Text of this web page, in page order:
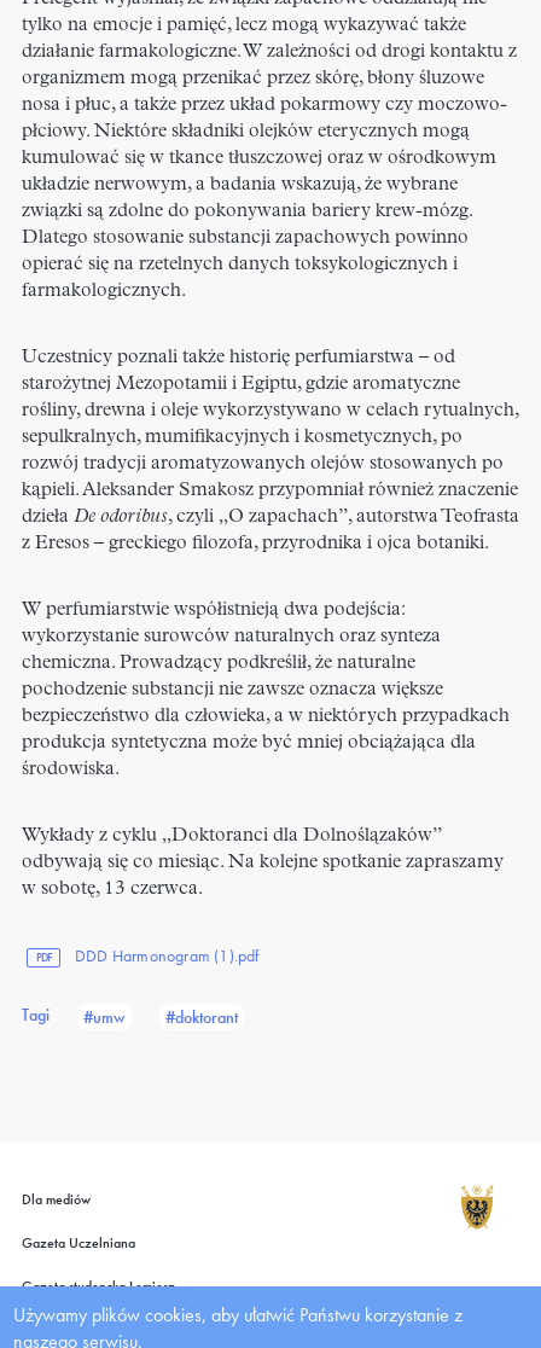
tylko na emocje i pamięć, lecz mogą wykazywać także
działanie farmakologiczne. W zależności od drogi kontaktu z
organizmem mogą przenikać przez skórę, błony śluzowe
nosa i płuc, a także przez układ pokarmowy czy moczowo-
płciowy. Niektóre składniki olejków eterycznych mogą
kumulować się w tkance tłuszczowej oraz w ośrodkowym
układzie nerwowym, a badania wskazują, że wybrane
związki są zdolne do pokonywania bariery krew-mózg.
Dlatego stosowanie substancji zapachowych powinno
opierać się na rzetelnych danych toksykologicznych i
farmakologicznych.
Uczestnicy poznali także historię perfumiarstwa – od
starożytnej Mezopotamii i Egiptu, gdzie aromatyczne
rośliny, drewna i oleje wykorzystywano w celach rytualnych,
sepulkralnych, mumifikacyjnych i kosmetycznych, po
rozwój tradycji aromatyzowanych olejów stosowanych po
kąpieli. Aleksander Smakosz przypomniał również znaczenie
dzieła De odoribus, czyli „O zapachach”, autorstwa Teofrasta
z Eresos – greckiego filozofa, przyrodnika i ojca botaniki.
W perfumiarstwie współistnieją dwa podejścia:
wykorzystanie surowców naturalnych oraz synteza
chemiczna. Prowadzący podkreślił, że naturalne
pochodzenie substancji nie zawsze oznacza większe
bezpieczeństwo dla człowieka, a w niektórych przypadkach
produkcja syntetyczna może być mniej obciążająca dla
środowiska.
Wykłady z cyklu „Doktoranci dla Dolnoślązaków”
odbywają się co miesiąc. Na kolejne spotkanie zapraszamy
w sobotę, 13 czerwca.
PDF DDD Harmonogram (1).pdf
Tagi #umw #doktorant
Dla mediów
Gazeta Uczelniana
Gazeta studencka Lemiesz
Wydawnictwo UMW
Używamy plików cookies, aby ułatwić Państwu korzystanie z
naszego serwisu.